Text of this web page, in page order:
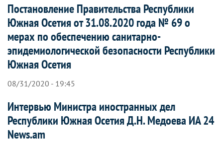
Постановление Правительства Республики
Южная Осетия от 31.08.2020 года № 69 о
мерах по обеспечению санитарно-
эпидемиологической безопасности Республики
Южная Осетия
08/31/2020 - 19:45
Интервью Министра иностранных дел
Республики Южная Осетия Д.Н. Медоева ИА 24
News.am